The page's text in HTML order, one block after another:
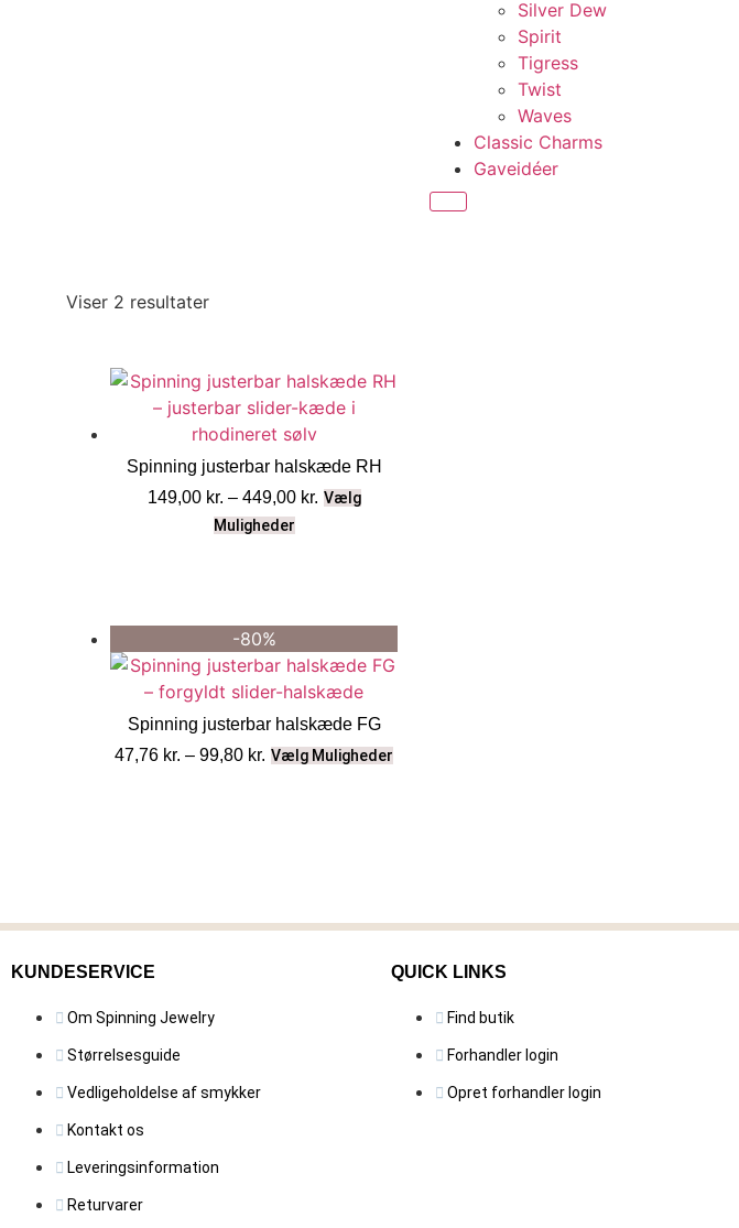
Silver Dew
Spirit
Tigress
Twist
Waves
Classic Charms
Gaveidéer
Viser 2 resultater
Spinning justerbar halskæde RH
149,00 kr. – 449,00 kr. Vælg
Muligheder
-80%
Spinning justerbar halskæde FG
47,76 kr. – 99,80 kr. Vælg Muligheder
KUNDESERVICE
Om Spinning Jewelry
Størrelsesguide
Vedligeholdelse af smykker
Kontakt os
Leveringsinformation
Returvarer
QUICK LINKS
Find butik
Forhandler login
Opret forhandler login